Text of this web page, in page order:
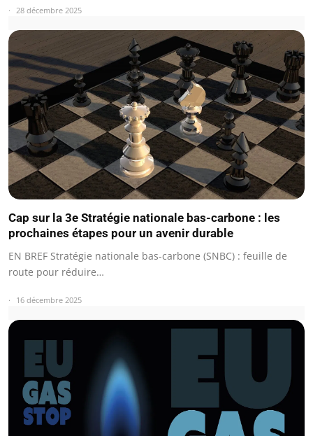
28 décembre 2025
Cap sur la 3e Stratégie nationale bas-carbone : les
prochaines étapes pour un avenir durable
EN BREF Stratégie nationale bas-carbone (SNBC) : feuille de
route pour réduire…
16 décembre 2025